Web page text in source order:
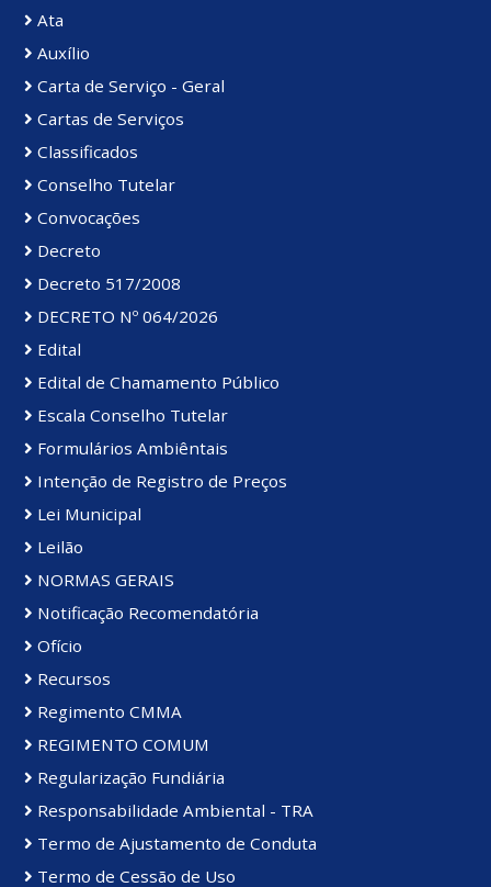
Ata
Auxílio
Carta de Serviço - Geral
Cartas de Serviços
Classificados
Conselho Tutelar
Convocações
Decreto
Decreto 517/2008
DECRETO Nº 064/2026
Edital
Edital de Chamamento Público
Escala Conselho Tutelar
Formulários Ambiêntais
Intenção de Registro de Preços
Lei Municipal
Leilão
NORMAS GERAIS
Notificação Recomendatória
Ofício
Recursos
Regimento CMMA
REGIMENTO COMUM
Regularização Fundiária
Responsabilidade Ambiental - TRA
Termo de Ajustamento de Conduta
Termo de Cessão de Uso